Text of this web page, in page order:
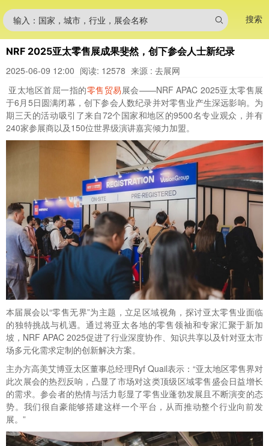
输入：国家，城市，行业，展会名称 搜索
NRF 2025亚太零售展成果斐然，创下参会人士新纪录
2025-06-09 12:00 阅读: 12578 来源 : 去展网
亚太地区首屈一指的零售贸易展会——NRF APAC 2025亚太零售展
于6月5日圆满闭幕，创下参会人数纪录并对零售业产生深远影响。为
期三天的活动吸引了来自72个国家和地区的9500名专业观众，并有
240家参展商以及150位世界级演讲嘉宾倾力加盟。
本届展会以“零售无界”为主题，立足区域视角，探讨亚太零售业面临
的独特挑战与机遇。通过将亚太各地的零售领袖和专家汇聚于新加
坡，NRF APAC 2025促进了行业深度协作、知识共享以及针对亚太市
场多元化需求定制的创新解决方案。
主办方高美艾博亚太区董事总经理Ryf Quail表示：“亚太地区零售界对
此次展会的热烈反响，凸显了市场对这类顶级区域零售盛会日益增长
的需求。参会者的热情与活力彰显了零售业蓬勃发展且不断演变的态
势。我们很自豪能够搭建这样一个平台，从而推动整个行业向前发
展。”